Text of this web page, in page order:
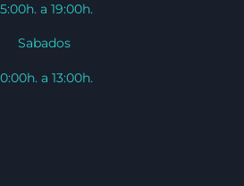
a 19:00h.
Sabados
a 13:00h.